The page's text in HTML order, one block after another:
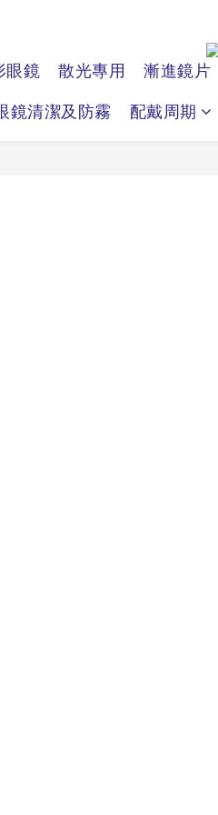
眼鏡 散光專用 漸進鏡片
鏡清潔及防霧 配戴周期